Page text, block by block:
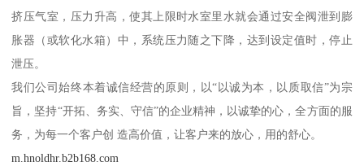
挤压气室，压力升高，使其上限时水室里水就会通过安全阀泄到膨
胀器（或软化水箱）中，系统压力随之下降，达到设定值时，停止
泄压。
我们公司始终本着诚信经营的原则，以“以诚为本，以质取信”为宗
旨，坚持“开拓、务实、守信”的企业精神，以诚挚的心，全方面的服
务，为每一个客户创 造高价值，让客户来的放心，用的舒心。
m.hnoldhr.b2b168.com